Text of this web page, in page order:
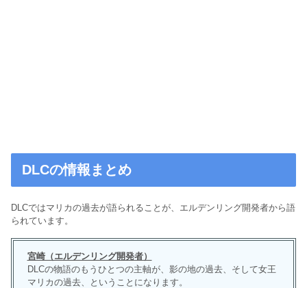
DLCの情報まとめ
DLCではマリカの過去が語られることが、エルデンリング開発者から語
られています。
宮崎（エルデンリング開発者）
DLCの物語のもうひとつの主軸が、影の地の過去、そして女王
マリカの過去、ということになります。